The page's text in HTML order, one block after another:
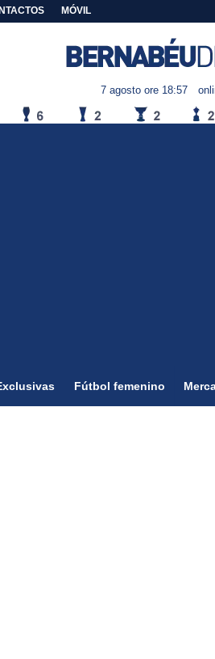
MÓVIL
7 agosto ore 18:57
Fútbol femenino